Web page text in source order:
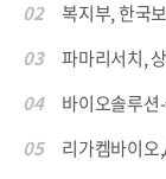
02
복지부, 한국
03
파마리서치,
04
바이오솔루
05
리가켐바이